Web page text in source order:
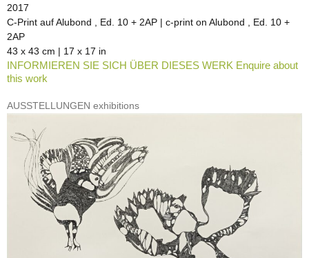
2017
C-Print auf Alubond , Ed. 10 + 2AP | c-print on Alubond , Ed. 10 +
2AP
43 x 43 cm | 17 x 17 in
INFORMIEREN SIE SICH ÜBER DIESES WERK Enquire about
this work
AUSSTELLUNGEN exhibitions